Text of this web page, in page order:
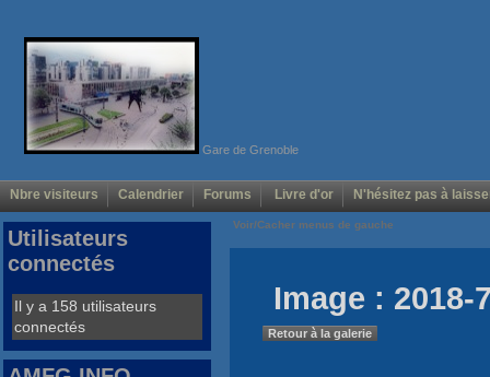
Gare de Grenoble
Nbre visiteurs Calendrier Forums Livre d'or N'hésitez pas à
Voir/Cacher menus de gauche
Image : 2018-
Retour à la galerie
Utilisateurs
connectés
Il y a 158 utilisateurs
connectés